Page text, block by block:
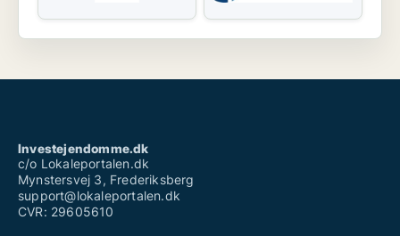
Investejendomme.dk
c/o Lokaleportalen.dk
Mynstersvej 3, Frederiksberg
support@lokaleportalen.dk
CVR: 29605610